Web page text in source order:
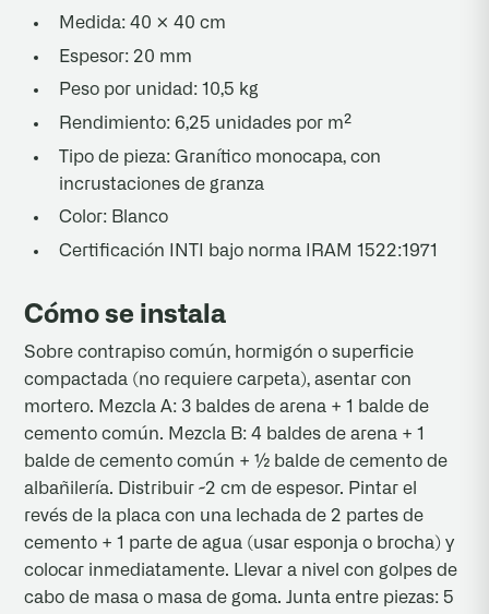
Medida: 40 × 40 cm
Espesor: 20 mm
Peso por unidad: 10,5 kg
Rendimiento: 6,25 unidades por m²
Tipo de pieza: Granítico monocapa, con
incrustaciones de granza
Color: Blanco
Certificación INTI bajo norma IRAM 1522:1971
Cómo se instala
Sobre contrapiso común, hormigón o superficie
compactada (no requiere carpeta), asentar con
mortero. Mezcla A: 3 baldes de arena + 1 balde de
cemento común. Mezcla B: 4 baldes de arena + 1
balde de cemento común + ½ balde de cemento de
albañilería. Distribuir ~2 cm de espesor. Pintar el
revés de la placa con una lechada de 2 partes de
cemento + 1 parte de agua (usar esponja o brocha) y
colocar inmediatamente. Llevar a nivel con golpes de
cabo de masa o masa de goma. Junta entre piezas: 5